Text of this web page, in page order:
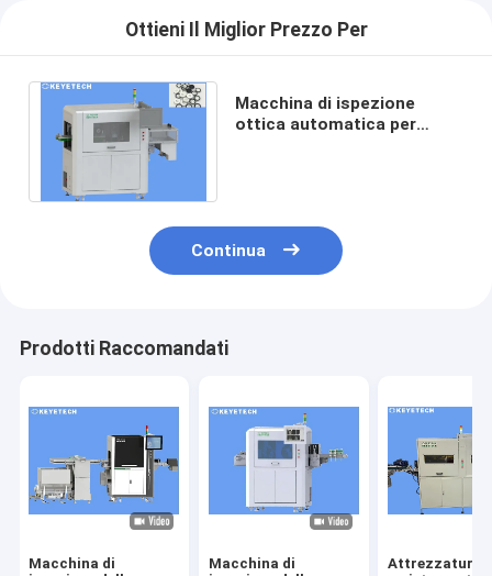
Ottieni Il Miglior Prezzo Per
Macchina di ispezione
ottica automatica per
Continua
Prodotti Raccomandati
Macchina di
Macchina di
Attrezzatura